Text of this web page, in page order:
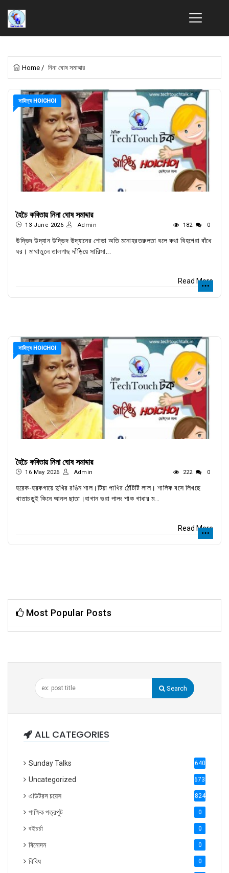
Home / নিনা ঘোষ সমাদ্দার
সাহিত্য HOICHOI
হৈচৈ কবিতায় নিনা ঘোষ সমাদ্দার
13 June 2026 Admin 182 0
উদ্ভিদ উদ্যান উদ্ভিদ উদ্যানের শোভা অতি মনোহরতরুলতা বলে কথা বিহগেরা বাঁধে
ঘর। মাথাতুলে তালগাছ দাঁড়িয়ে সারিসা...
Read More
সাহিত্য HOICHOI
হৈচৈ কবিতায় নিনা ঘোষ সমাদ্দার
16 May 2026 Admin 222 0
হরেক-হরকগায়ে দুখির রঙিন শাল।টিয়া পাখির ঠোঁটটি লাল। শালিক বসে লিখছে
খাতাচড়ুই কিনে আনল ছাতা।বাগান ভরা পালং শাক গাধার ম...
Read More
Most Popular Posts
Search
ALL CATEGORIES
Sunday Talks 640
Uncategorized 6738
এডিটরস চয়েস 824
পাক্ষিক পত্রপুট 0
বইচর্চা 0
বিনোদন 0
বিবিধ 0